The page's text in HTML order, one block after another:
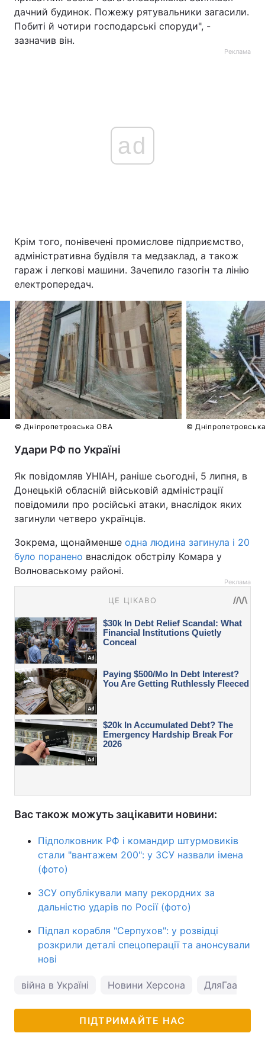
дачний будинок. Пожежу рятувальники загасили.
Побиті й чотири господарські споруди", -
зазначив він.
Реклама
ad
Крім того, понівечені промислове підприємство,
адміністративна будівля та медзаклад, а також
гараж і легкові машини. Зачепило газогін та лінію
електропередач.
© Дніпропетровська ОВА ©
Удари РФ по Україні
Як повідомляв УНІАН, раніше сьогодні, 5 липня, в
Донецькій обласній військовій адміністрації
повідомили про російські атаки, внаслідок яких
загинули четверо українців.
Зокрема, щонайменше одна людина загинула і 20
було поранено внаслідок обстрілу Комара у
Волноваському районі.
Реклама
Вас також можуть зацікавити новини:
Підполковник РФ і командир штурмовиків
стали "вантажем 200": у ЗСУ назвали імена
(фото)
ЗСУ опублікували мапу рекордних за
дальністю ударів по Росії (фото)
Підпал корабля "Серпухов": у розвідці
розкрили деталі спецоперації та анонсували
нові
війна в Україні Новини Херсона ДляГааги
ПІДТРИМАЙТЕ НАС